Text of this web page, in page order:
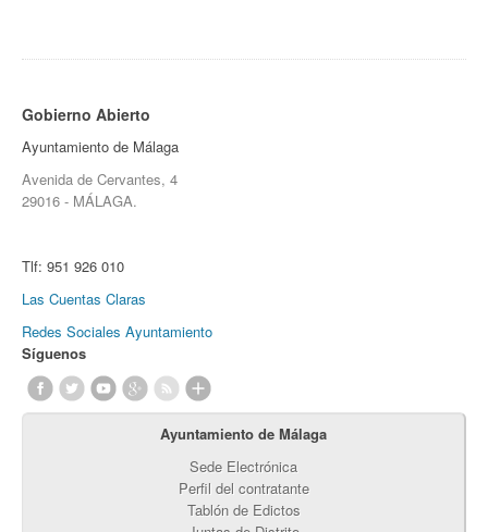
Gobierno Abierto
Ayuntamiento de Málaga
Avenida de Cervantes, 4
29016 - MÁLAGA.
Tlf: 951 926 010
Las Cuentas Claras
Redes Sociales Ayuntamiento
Síguenos
Ayuntamiento de Málaga
Sede Electrónica
Perfil del contratante
Tablón de Edictos